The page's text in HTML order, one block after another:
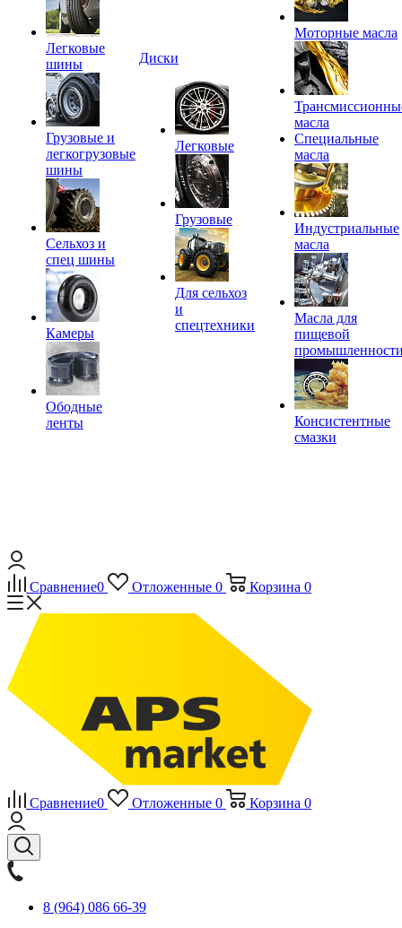
Легковые
шины
Грузовые и
легкогрузовые
шины
Сельхоз и
спец шины
Камеры
Ободные
ленты
Диски
Легковые
Грузовые
Для сельхоз
и
спецтехники
Моторные масла
масла
Специальные
масла
Индустриальные
масла
Масла для
пищевой
Консистентные
смазки
Сравнение0 Отложенные 0 Корзина 0
Сравнение0 Отложенные 0 Корзина 0
8 (964) 086 66-39